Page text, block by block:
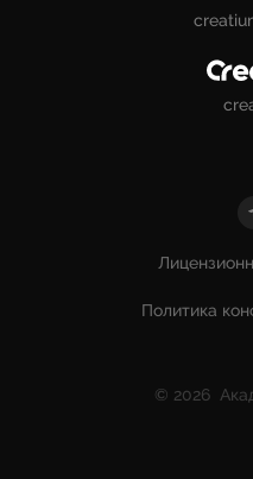
Политика
© 2026